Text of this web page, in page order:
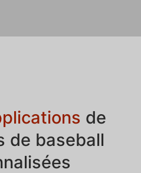
de
de baseball